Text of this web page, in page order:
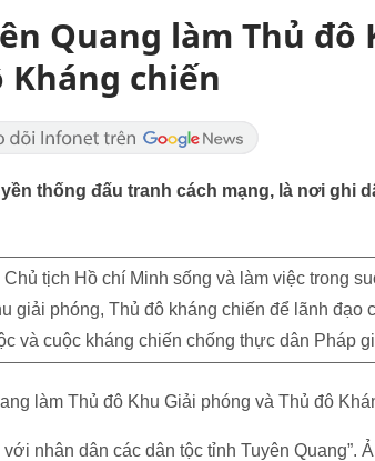
Quang làm Thủ đô
Kháng chiến
thống đấu tranh cách mạng, là nơi ghi
tịch Hồ chí Minh sống và làm việc trong
giải phóng, Thủ đô kháng chiến để lãnh đạo
và cuộc kháng chiến chống thực dân Pháp
nhân dân các dân tộc tỉnh Tuyên Quang”.